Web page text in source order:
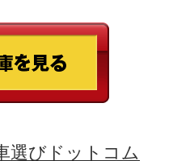
選びドットコム